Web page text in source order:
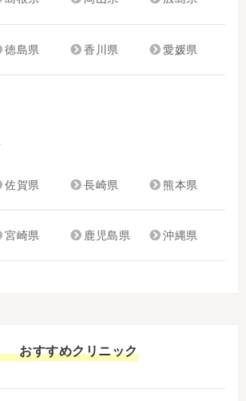
徳島県 香川県 愛媛県
佐賀県 長崎県 熊本県
宮崎県 鹿児島県 沖縄県
おすすめクリニック